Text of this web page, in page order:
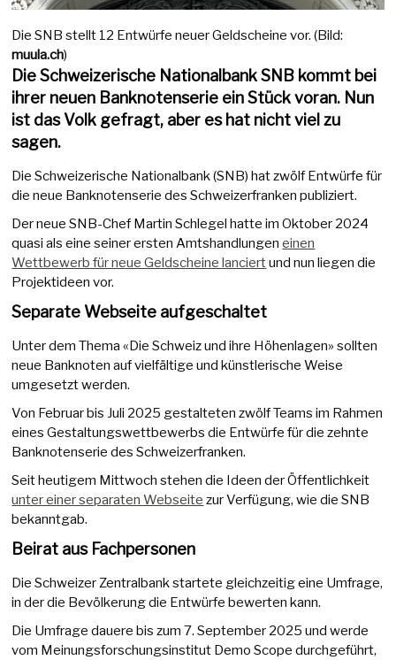
Die SNB stellt 12 Entwürfe neuer Geldscheine vor. (Bild:
muula.ch)
Die Schweizerische Nationalbank SNB kommt bei
ihrer neuen Banknotenserie ein Stück voran. Nun
ist das Volk gefragt, aber es hat nicht viel zu
sagen.
Die Schweizerische Nationalbank (SNB) hat zwölf Entwürfe für
die neue Banknotenserie des Schweizerfranken publiziert.
Der neue SNB-Chef Martin Schlegel hatte im Oktober 2024
quasi als eine seiner ersten Amtshandlungeneinen
Wettbewerb für neue Geldscheine lanciertund nun liegen die
Projektideen vor.
Separate Webseite aufgeschaltet
Unter dem Thema «Die Schweiz und ihre Höhenlagen» sollten
neue Banknoten auf vielfältige und künstlerische Weise
umgesetzt werden.
Von Februar bis Juli 2025 gestalteten zwölf Teams im Rahmen
eines Gestaltungswettbewerbs die Entwürfe für die zehnte
Banknotenserie des Schweizerfranken.
Seit heutigem Mittwoch stehen die Ideen der Öffentlichkeit
unter einer separaten Webseite zur Verfügung, wie die SNB
bekanntgab.
Beirat aus Fachpersonen
Die Schweizer Zentralbank startete gleichzeitig eine Umfrage,
in der die Bevölkerung die Entwürfe bewerten kann.
Die Umfrage dauere bis zum 7. September 2025 und werde
vom Meinungsforschungsinstitut Demo Scope durchgeführt,